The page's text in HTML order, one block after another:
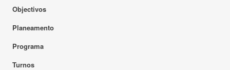
Objectivos
Planeamento
Programa
Turnos